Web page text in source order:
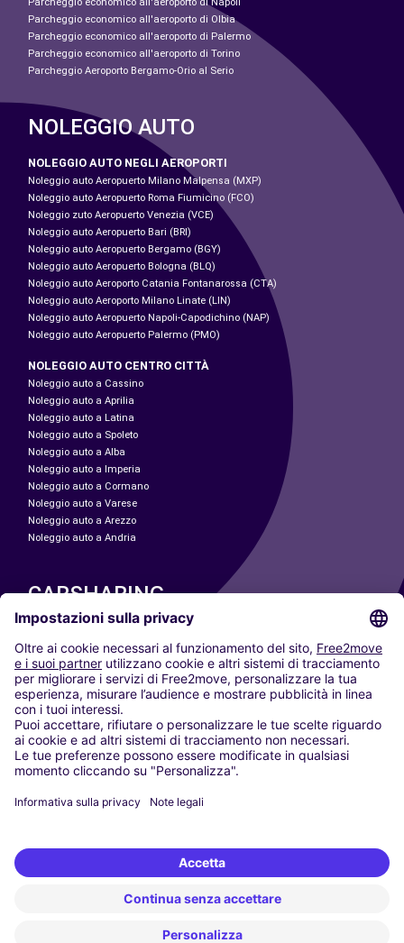
Parcheggio economico all'aeroporto di Napoli
Parcheggio economico all'aeroporto di Olbia
Parcheggio economico all'aeroporto di Palermo
Parcheggio economico all'aeroporto di Torino
Parcheggio Aeroporto Bergamo-Orio al Serio
NOLEGGIO AUTO
NOLEGGIO AUTO NEGLI AEROPORTI
Noleggio auto Aeropuerto Milano Malpensa (MXP)
Noleggio auto Aeropuerto Roma Fiumicino (FCO)
Noleggio zuto Aeropuerto Venezia (VCE)
Noleggio auto Aeropuerto Bari (BRI)
Noleggio auto Aeropuerto Bergamo (BGY)
Noleggio auto Aeropuerto Bologna (BLQ)
Noleggio auto Aeroporto Catania Fontanarossa (CTA)
Noleggio auto Aeroporto Milano Linate (LIN)
Noleggio auto Aeropuerto Napoli-Capodichino (NAP)
Noleggio auto Aeropuerto Palermo (PMO)
NOLEGGIO AUTO CENTRO CITTÀ
Noleggio auto a Cassino
Noleggio auto a Aprilia
Noleggio auto a Latina
Noleggio auto a Spoleto
Noleggio auto a Alba
Noleggio auto a Imperia
Noleggio auto a Cormano
Noleggio auto a Varese
Noleggio auto a Arezzo
Noleggio auto a Andria
CARSHARING
LE NOSTRE CITTÀ
Paris
Madrid
Washington DC
Milano
Roma
Torino
Vienna
Berlino
Düsseldorf